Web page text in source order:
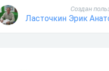
Создан
Ласточкин Эрик